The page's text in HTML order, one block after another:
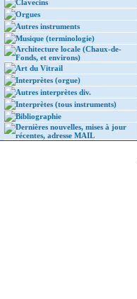
Clavecins
Orgues
Autres instruments
Musique (terminologie)
Architecture locale (Chaux-de-
Fonds, et environs)
Art du Vitrail
Interprètes (orgue)
Autres interprètes div.
Interprètes (tous instruments)
Bibliographie
Dernières nouvelles, mises à jour
récentes, adresse MAIL